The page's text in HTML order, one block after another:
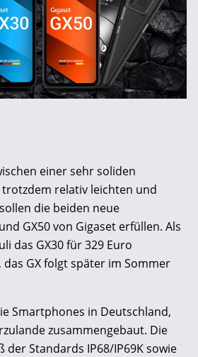
einer sehr soliden
relativ leichten und
die beiden neue
GX50 von Gigaset erfüllen. Als
das GX30 für 329 Euro
GX folgt später im Sommer
Smartphones in Deutschland,
zusammengebaut. Die
der Standards IP68/IP69K sowie